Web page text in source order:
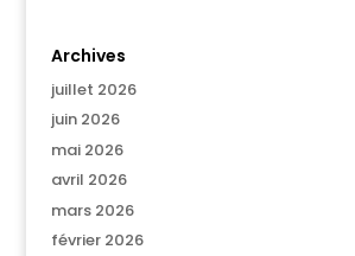
Archives
juillet 2026
juin 2026
mai 2026
avril 2026
mars 2026
février 2026